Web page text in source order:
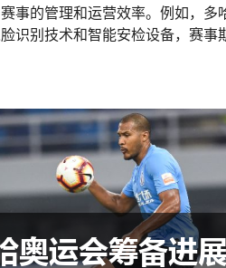
事的管理和运营效率。例如，多
识别技术和智能安检设备，赛